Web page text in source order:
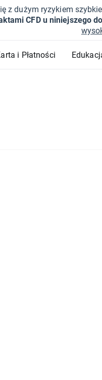
z dużym ryzykiem
CFD u niniejszego
i Płatności